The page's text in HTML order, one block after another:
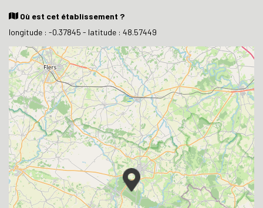
Où est cet établissement ?
longitude : -0.37845 - latitude : 48.57449